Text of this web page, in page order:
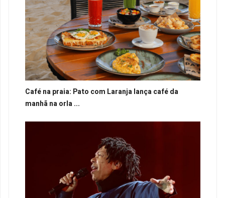
Café na praia: Pato com Laranja lança café da
manhã na orla ...